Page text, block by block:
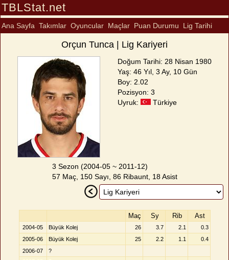
TBLStat.net
Ana Sayfa Takımlar Oyuncular Maçlar Puan Durumu Lig Tarihi
Orçun Tunca | Lig Kariyeri
Doğum Tarihi: 28 Nisan 1980
Yaş: 46 Yıl, 3 Ay, 10 Gün
Boy: 2.02
Pozisyon: 3
Uyruk:
Türkiye
3 Sezon (2004-05 ~ 2011-12)
57 Maç, 150 Sayı, 86 Ribaunt, 18 Asist
Maç Sy Rib Ast
2004-05 Büyük Kolej 26 3.7 2.1
0.3
2005-06
Büyük Kolej 25 2.2 1.1
0.4
2006-07
?